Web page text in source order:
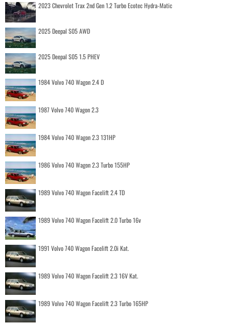
2023 Chevrolet Trax 2nd Gen 1.2 Turbo Ecotec Hydra-Matic
2025 Deepal S05 AWD
2025 Deepal S05 1.5 PHEV
1984 Volvo 740 Wagon 2.4 D
1987 Volvo 740 Wagon 2.3
1984 Volvo 740 Wagon 2.3 131HP
1986 Volvo 740 Wagon 2.3 Turbo 155HP
1989 Volvo 740 Wagon Facelift 2.4 TD
1989 Volvo 740 Wagon Facelift 2.0 Turbo 16v
1991 Volvo 740 Wagon Facelift 2.0i Kat.
1989 Volvo 740 Wagon Facelift 2.3 16V Kat.
1989 Volvo 740 Wagon Facelift 2.3 Turbo 165HP